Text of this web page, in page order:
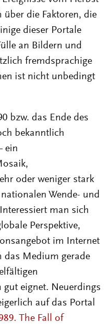
über die Faktoren, die
dieser Portale
an Bildern und
fremdsprachige
ist nicht unbedingt
bzw. das Ende des
bekanntlich
ein
oder weniger stark
Wende- und
man sich
Perspektive,
im Internet
das Medium gerade
eignet. Neuerdings
auf das Portal
The Fall of